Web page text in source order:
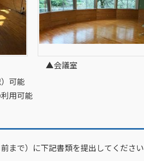
▲会議室
可能
用可能
まで）に下記書類を提出してください